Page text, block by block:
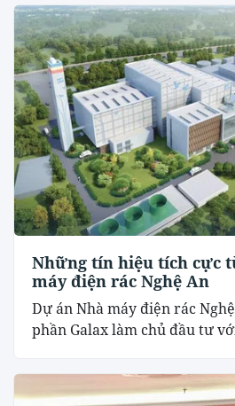
Những tín hiệu tích cực
máy điện rác Nghệ An
Dự án Nhà máy điện rác
phần Galax làm chủ đầu tư